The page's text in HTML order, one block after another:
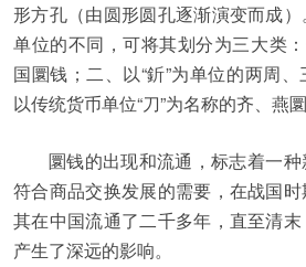
形方孔（由圆形圆孔逐渐演变而成
单位的不同，可将其划分为三大类
国圜钱；二、以“釿”为单位的两周、
以传统货币单位“刀”为名称的齐、燕圜
圜钱的出现和流通，标志着一种
符合商品交换发展的需要，在战国时
其在中国流通了二千多年，直至清
产生了深远的影响。